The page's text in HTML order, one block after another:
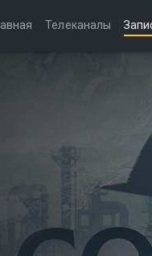
Телеканалы